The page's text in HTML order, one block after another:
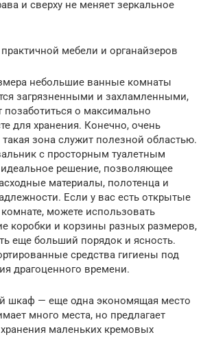
и сверху не меняет зеркальное
мебели и органайзеров
небольшие ванные комнаты
загрязненными и захламленными,
позаботиться о максимально
для хранения. Конечно, очень
такая зона служит полезной областью.
с просторным туалетным
решение, позволяющее
материалы, полотенца и
Если у вас есть открытые
можете использовать
коробки и корзины разных размеров,
еще больший порядок и ясность.
средства гигиены под
драгоценного времени.
шкаф — еще одна экономящая место
много места, но предлагает
маленьких кремовых